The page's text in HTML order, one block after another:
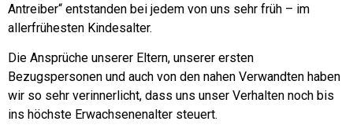
Antreiber“ entstanden bei jedem von uns sehr früh – im
allerfrühesten Kindesalter.
Die Ansprüche unserer Eltern, unserer ersten
Bezugspersonen und auch von den nahen Verwandten haben
wir so sehr verinnerlicht, dass uns unser Verhalten noch bis
ins höchste Erwachsenenalter steuert.